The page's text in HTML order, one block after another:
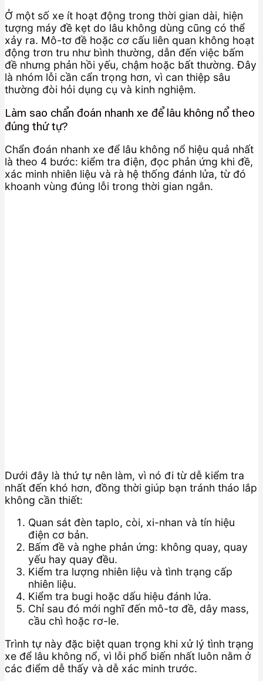
Ở một số xe ít hoạt động trong thời gian dài, hiện
tượng máy đề kẹt do lâu không dùng cũng có thể
xảy ra. Mô-tơ đề hoặc cơ cấu liên quan không hoạt
động trơn tru như bình thường, dẫn đến việc bấm
đề nhưng phản hồi yếu, chậm hoặc bất thường. Đây
là nhóm lỗi cần cẩn trọng hơn, vì can thiệp sâu
thường đòi hỏi dụng cụ và kinh nghiệm.
Làm sao chẩn đoán nhanh xe để lâu không nổ theo
đúng thứ tự?
Chẩn đoán nhanh xe để lâu không nổ hiệu quả nhất
là theo 4 bước: kiểm tra điện, đọc phản ứng khi đề,
xác minh nhiên liệu và rà hệ thống đánh lửa, từ đó
khoanh vùng đúng lỗi trong thời gian ngắn.
Dưới đây là thứ tự nên làm, vì nó đi từ dễ kiểm tra
nhất đến khó hơn, đồng thời giúp bạn tránh tháo lắp
không cần thiết:
Quan sát đèn taplo, còi, xi-nhan và tín hiệu
điện cơ bản.
Bấm đề và nghe phản ứng: không quay, quay
yếu hay quay đều.
Kiểm tra lượng nhiên liệu và tình trạng cấp
nhiên liệu.
Kiểm tra bugi hoặc dấu hiệu đánh lửa.
Chỉ sau đó mới nghĩ đến mô-tơ đề, dây mass,
cầu chì hoặc rơ-le.
Trình tự này đặc biệt quan trọng khi xử lý tình trạng
xe để lâu không nổ, vì lỗi phổ biến nhất luôn nằm ở
các điểm dễ thấy và dễ xác minh trước.